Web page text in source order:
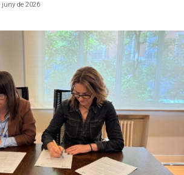
juny de 2026